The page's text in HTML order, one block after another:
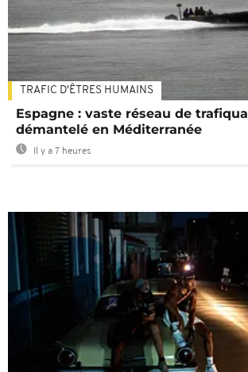
TRAFIC D'ÊTRES HUMAINS
Espagne : vaste réseau de
démantelé en Méditerranée
Il y a 7 heures